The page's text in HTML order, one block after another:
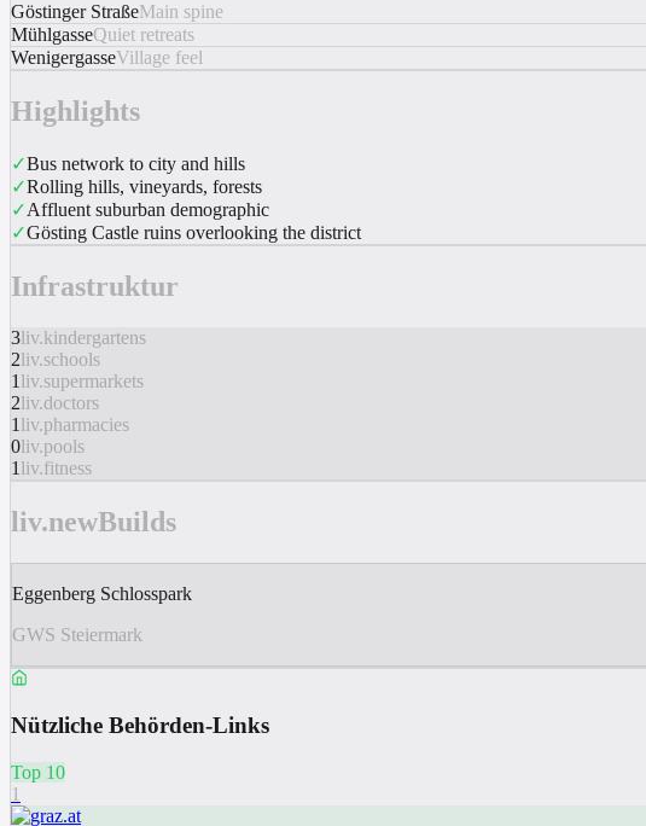
Göstinger StraßeMain spine
MühlgasseQuiet retreats
WenigergasseVillage feel
Highlights
✓Bus network to city and hills
✓Rolling hills, vineyards, forests
✓Affluent suburban demographic
✓Gösting Castle ruins overlooking the district
Infrastruktur
3liv.kindergartens
2liv.schools
1 liv.supermarkets
2liv.doctors
1 liv.pharmacies
0liv.pools
1 liv.fitness
liv.newBuilds
Eggenberg Schlosspark
GWS Steiermark
Nützliche Behörden-Links
Top 10
1